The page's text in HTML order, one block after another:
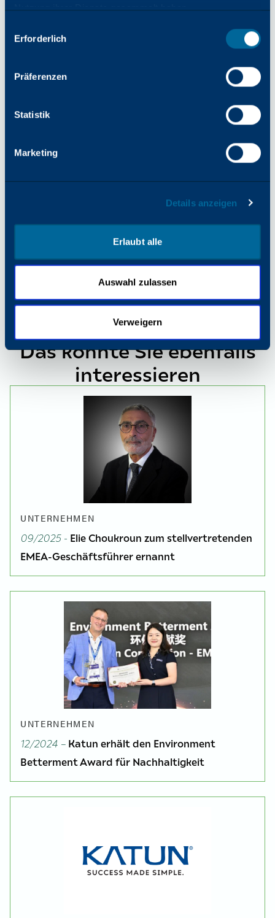
Nutzung ihrer Dienste gesammelt haben.
mitErforderlich
Präferenzen
Statistik
Marketing
Details anzeigen
Erlaubt alle
Auswahl zulassen
Verweigern
Simple" bieten, d. h. Produkte und
Dienstleistungen, die auf Zuverlässigkeit,
Einfachheit und Innovation ausgerichtet
Kim Bryant
Globaler Medienkontakt -
Das könnte Sie ebenfalls
interessieren
UNTERNEHMEN
09/2025 - Elie Choukroun zum stellvertretenden
EMEA-Geschäftsführer ernannt
UNTERNEHMEN
12/2024 – Katun erhält den Environment
Betterment Award für Nachhaltigkeit